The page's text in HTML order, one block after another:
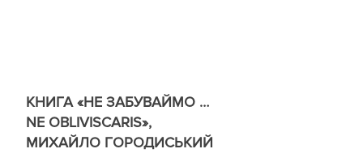
КНИГА «НЕ ЗАБУВАЙМО …
NE OBLIVISCARIS»,
МИХАЙЛО ГОРОДИСЬКИЙ